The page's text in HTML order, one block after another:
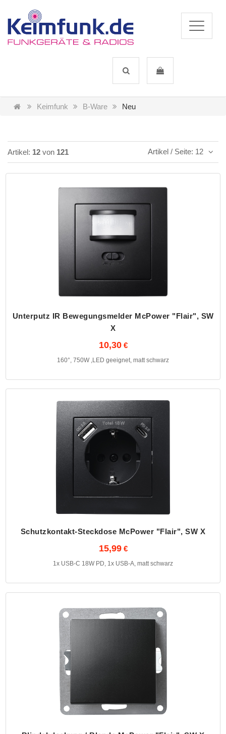
Keimfunk B-Ware Neu
Artikel: 12 von 121 Artikel / Seite: 12
Unterputz IR Bewegungsmelder McPower "Flair", SW
X
10,30
160°, 750W ,LED geeignet, matt schwarz
Schutzkontakt-Steckdose McPower "Flair", SW X
15,99
1x USB-C 18W PD, 1x USB-A, matt schwarz